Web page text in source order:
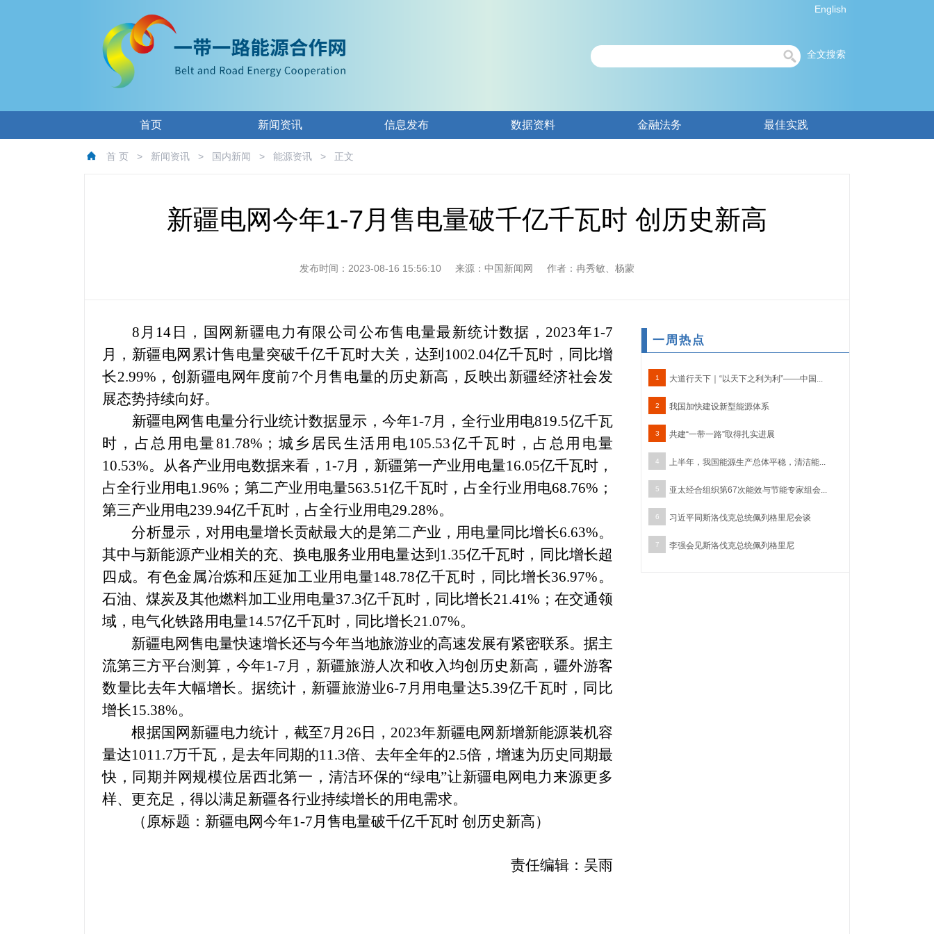
English
全文搜索
首页 新闻资讯 信息发布 数据资料 金融法务 最佳实践
首 页 > 新闻资讯 > 国内新闻 > 能源资讯 > 正文
新疆电网今年1-7月售电量破千亿千瓦时 创历史新高
发布时间：2023-08-16 15:56:10 来源：中国新闻网 作者：冉秀敏、杨蒙
8月14日，国网新疆电力有限公司公布售电量最新统计数据，2023年1-7
月，新疆电网累计售电量突破千亿千瓦时大关，达到1002.04亿千瓦时，同比增
长2.99%，创新疆电网年度前7个月售电量的历史新高，反映出新疆经济社会发
展态势持续向好。
新疆电网售电量分行业统计数据显示，今年1-7月，全行业用电819.5亿千瓦
时，占总用电量81.78%；城乡居民生活用电105.53亿千瓦时，占总用电量
10.53%。从各产业用电数据来看，1-7月，新疆第一产业用电量16.05亿千瓦时，
占全行业用电1.96%；第二产业用电量563.51亿千瓦时，占全行业用电68.76%；
第三产业用电239.94亿千瓦时，占全行业用电29.28%。
分析显示，对用电量增长贡献最大的是第二产业，用电量同比增长6.63%。
其中与新能源产业相关的充、换电服务业用电量达到1.35亿千瓦时，同比增长超
四成。有色金属冶炼和压延加工业用电量148.78亿千瓦时，同比增长36.97%。
石油、煤炭及其他燃料加工业用电量37.3亿千瓦时，同比增长21.41%；在交通领
域，电气化铁路用电量14.57亿千瓦时，同比增长21.07%。
新疆电网售电量快速增长还与今年当地旅游业的高速发展有紧密联系。据主
流第三方平台测算，今年1-7月，新疆旅游人次和收入均创历史新高，疆外游客
数量比去年大幅增长。据统计，新疆旅游业6-7月用电量达5.39亿千瓦时，同比
增长15.38%。
根据国网新疆电力统计，截至7月26日，2023年新疆电网新增新能源装机容
量达1011.7万千瓦，是去年同期的11.3倍、去年全年的2.5倍，增速为历史同期最
快，同期并网规模位居西北第一，清洁环保的“绿电”让新疆电网电力来源更多
样、更充足，得以满足新疆各行业持续增长的用电需求。
（ 原标题：新疆电网今年1-7月售电量破千亿千瓦时 创历史新高）
责任编辑：吴雨
一周热点
1 大道行天下｜“以天下之利为利”——中国...
2 我国加快建设新型能源体系
3 共建“一带一路”取得扎实进展
4 上半年，我国能源生产总体平稳，清洁能...
5 亚太经合组织第67次能效与节能专家组会...
6 习近平同斯洛伐克总统佩列格里尼会谈
7 李强会见斯洛伐克总统佩列格里尼